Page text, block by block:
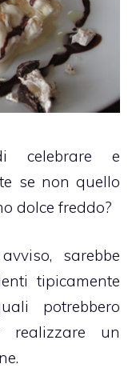
celebrare e
se non quello
dolce freddo?
sarebbe
tipicamente
potrebbero
realizzare un